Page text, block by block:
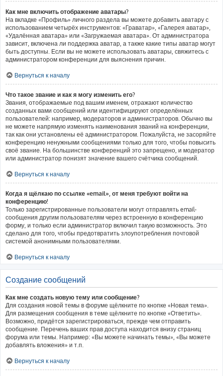
Как мне включить отображение аватары?
На вкладке «Профиль» личного раздела вы можете добавить аватару с
использованием четырёх инструментов: «Граватар», «Галерея аватар»,
«Удалённая аватара» или «Загружаемая аватара». От администратора
зависит, включена ли поддержка аватар, а также какие типы аватар могут
быть доступны. Если вы не можете использовать аватары, свяжитесь с
администратором конференции для выяснения причин.
Вернуться к началу
Что такое звание и как я могу изменить его?
Звания, отображаемые под вашим именем, отражают количество
созданных вами сообщений или идентифицируют определённых
пользователей: например, модераторов и администраторов. Обычно вы
не можете напрямую изменять наименования званий на конференции,
так как они установлены её администратором. Пожалуйста, не засоряйте
конференцию ненужными сообщениями только для того, чтобы повысить
своё звание. На большинстве конференций это запрещено, и модератор
или администратор понизят значение вашего счётчика сообщений.
Вернуться к началу
Когда я щёлкаю по ссылке «email», от меня требуют войти на
конференцию!
Только зарегистрированные пользователи могут отправлять email-
сообщения другим пользователям через встроенную в конференцию
форму, и только если администратор включил такую возможность. Это
сделано для того, чтобы предотвратить злоупотребления почтовой
системой анонимными пользователями.
Вернуться к началу
Создание сообщений
Как мне создать новую тему или сообщение?
Для создания новой темы в форуме щёлкните по кнопке «Новая тема».
Для размещения сообщения в теме щёлкните по кнопке «Ответить».
Возможно, придётся зарегистрироваться, прежде чем отправить
сообщение. Перечень ваших прав доступа находится внизу страниц
форума или темы. Например: «Вы можете начинать темы», «Вы можете
добавлять вложения» и т.п.
Вернуться к началу